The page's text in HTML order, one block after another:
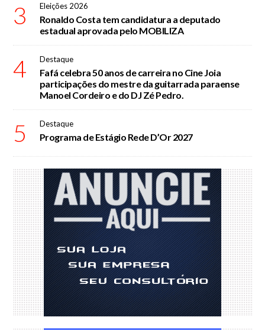
3 Eleições 2026
Ronaldo Costa tem candidatura a deputado
estadual aprovada pelo MOBILIZA
4 Destaque
Fafá celebra 50 anos de carreira no Cine Joia
participações do mestre da guitarrada paraense
Manoel Cordeiro e do DJ Zé Pedro.
5 Destaque
Programa de Estágio Rede D’Or 2027